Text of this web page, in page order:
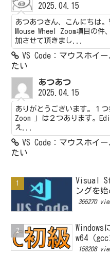
2025.04.15
あつあつさん、こんにちは
Mouse Wheel Zoom項目の件
加させて頂きまし...
VS Code：マウスホイ
たい
あつあつ
2025.04.15
ありがとうございます。１つ
Zoom 」は２つあります。
え...
VS Code：マウスホイ
たい
Visual
ングを始
355270
Windows
w64（
158208